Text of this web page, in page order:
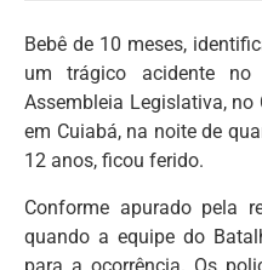
Bebê de 10 meses,
um trágico acidente no
Assembleia Legislativa,
em Cuiabá, na noite de
12 anos, ficou ferido.
Conforme apurado pela
quando a equipe do